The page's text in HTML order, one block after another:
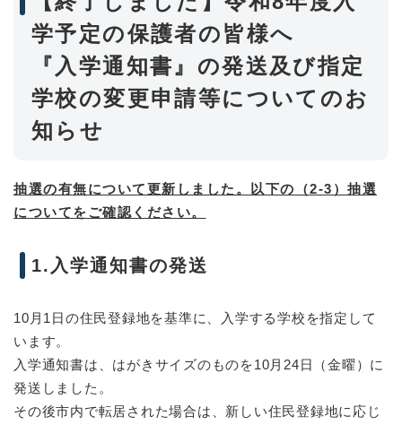
学予定の保護者の皆様へ
『入学通知書』の発送及び指定
学校の変更申請等についてのお
知らせ
抽選の有無について更新しました。以下の（2-3）抽選
についてをご確認ください。
1.入学通知書の発送
10月1日の住民登録地を基準に、入学する学校を指定して
います。
入学通知書は、はがきサイズのものを10月24日（金曜）に
発送しました。
その後市内で転居された場合は、新しい住民登録地に応じ